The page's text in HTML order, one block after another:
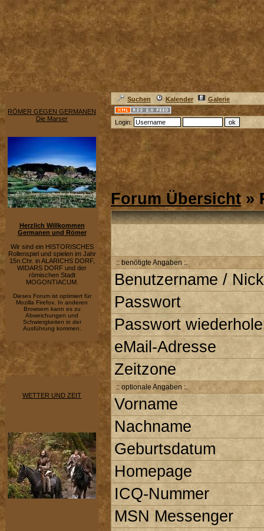
RÖMER GEGEN GERMANEN
Die Marser
Herzlich Willkommen
Germanen und Römer
Wir sind ein HISTORISCHES
Rollenspiel und spielen im Jahr
15n.Chr. in ALARICHS DORF,
WIDARS DORF und der
römischen Stadt
MOGONTIACUM.
Dieses Forum ist optimiert für
Mozilla Firefox. In anderen
Browsern kann es zu
Abweichungen und
Schwiergkeiten in der
Ausführung kommen.
WETTER UND ZEIT
Suchen Kalender Galerie
Login:
Forum Übersicht»
:: benötigte Angaben :.
Benutzername / Nick
Passwort
Passwort
eMail-Adresse
Zeitzone
:: optionale Angaben :.
Vorname
Nachname
Geburtsdatum
Homepage
ICQ-Nummer
MSN Messenger